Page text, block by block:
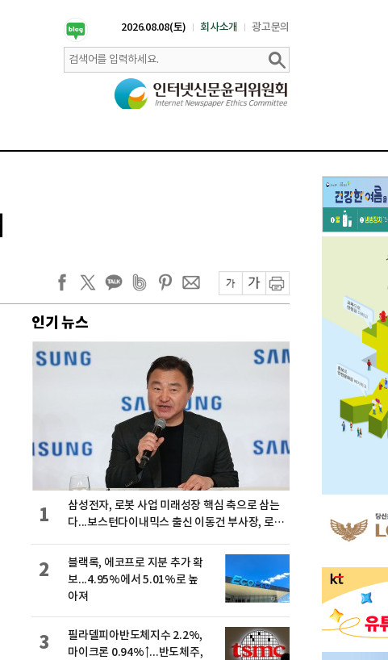
2026.08.08(토) 회사소개 광고문의
인기 뉴스
삼성전자, 로봇 사업 미래성장 핵심 축으로 삼는
다...보스턴다이내믹스 출신 이동건 부사장, 로보
1
블랙록, 에코프로 지분 추가 확
보...4.95%에서 5.01%로 높
아져
2
필라델피아반도체지수 2.2%,
마이크론 0.94%↑...반도체주,
3